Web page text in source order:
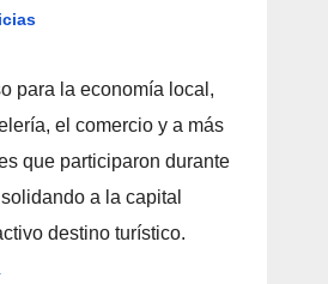
para la economía local,
el comercio y a más
que participaron durante
a la capital
destino turístico.